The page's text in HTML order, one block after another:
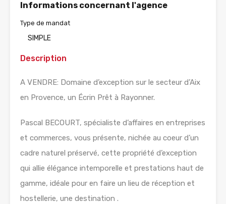
Informations concernant l'agence
Type de mandat
SIMPLE
Description
A VENDRE: Domaine d’exception sur le secteur d’Aix
en Provence, un Écrin Prêt à Rayonner.
Pascal BECOURT, spécialiste d’affaires en entreprises
et commerces, vous présente, nichée au coeur d’un
cadre naturel préservé, cette propriété d’exception
qui allie élégance intemporelle et prestations haut de
gamme, idéale pour en faire un lieu de réception et
hostellerie, une destination .